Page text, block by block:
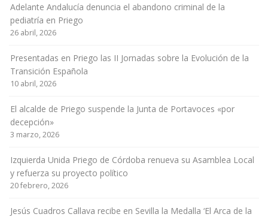
Adelante Andalucía denuncia el abandono criminal de la
pediatría en Priego
26 abril, 2026
Presentadas en Priego las II Jornadas sobre la Evolución de la
Transición Española
10 abril, 2026
El alcalde de Priego suspende la Junta de Portavoces «por
decepción»
3 marzo, 2026
Izquierda Unida Priego de Córdoba renueva su Asamblea Local
y refuerza su proyecto político
20 febrero, 2026
Jesús Cuadros Callava recibe en Sevilla la Medalla ‘El Arca de la